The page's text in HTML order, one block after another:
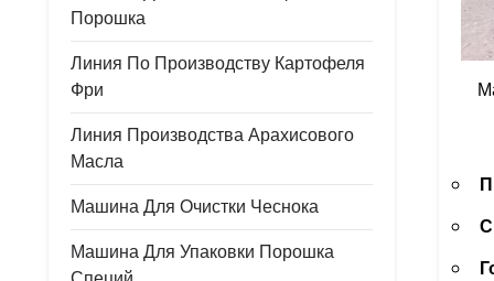
Порошка
Линия По Производству Картофеля
Фри
Линия Производства Арахисового
Масла
Машина Для Очистки Чеснока
Машина Для Упаковки Порошка